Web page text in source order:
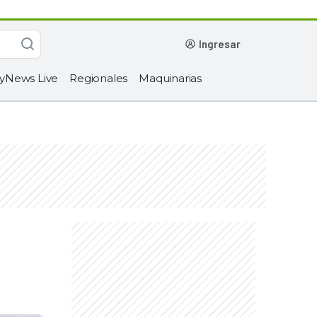
ingresar
Live Regionales Maquinarias